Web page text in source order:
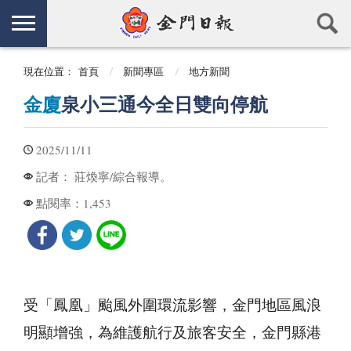
現在位置： 首頁 新聞專區 地方新聞
金廈泉小三通今全日雙向停航
2025/11/11
記者： 莊煥寧/綜合報導。
點閱率： 1,453
受「鳳凰」颱風外圍環流影響，金門地區風浪
明顯增強，為維護航行及旅客安全，金門縣港